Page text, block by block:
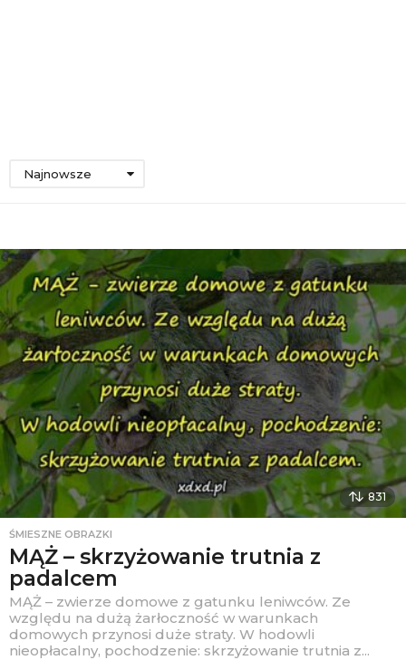
Najnowsze
831
ŚMIESZNE OBRAZKI
MĄŻ – skrzyżowanie trutnia z
padalcem
MĄŻ – zwierze domowe z gatunku leniwców. Ze
względu na dużą żarłoczność w warunkach
domowych przynosi duże straty. W hodowli
nieopłacalny, pochodzenie: skrzyżowanie trutnia z...